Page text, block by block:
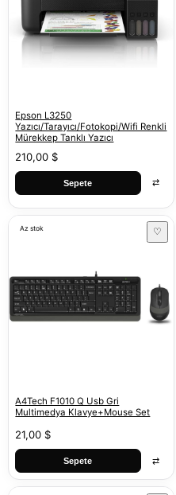
Epson L3250
Yazıcı/Tarayıcı/Fotokopi/Wifi Renkli
Mürekkep Tanklı Yazıcı
210,00 $
Sepete ⇄
Az stok ♡
A4Tech F1010 Q Usb Gri
Multimedya Klavye+Mouse Set
21,00 $
Sepete ⇄